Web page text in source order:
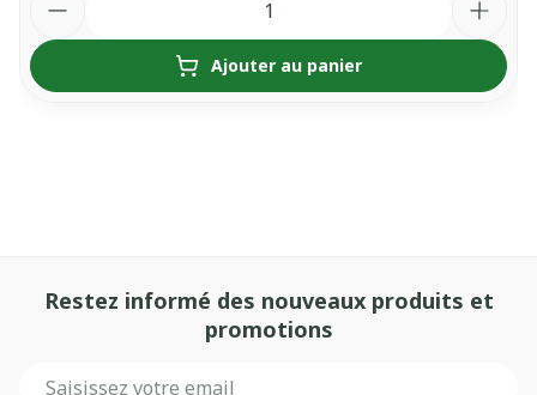
Ajouter au panier
Restez informé des nouveaux produits et
promotions